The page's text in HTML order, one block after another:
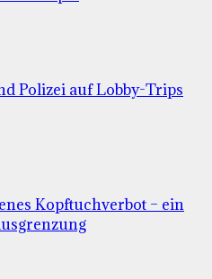
Polizei auf Lobby-Trips
Kopftuchverbot – ein